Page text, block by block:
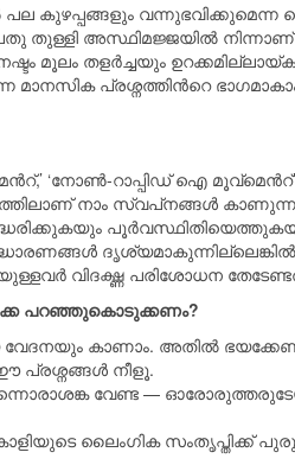
വന്നുഭവിക്കുമെന്ന
തുള്ളി അസ്ഥിമജ്ജയില്‍
മൂലം തളര്‍ച്ചയും
മാനസിക പ്രശ്നത്തിന്‍റെ
‘നോണ്‍-റാപ്പിഡ് ഐ
നാം സ്വപ്‌നങ്ങള്‍
വിദഗ്ദ്ധ പരിശോധന
പറഞ്ഞുകൊടുക്കണം?
കാണാം. അതില്‍
നീളൂ.
വേണ്ട —
ലൈംഗിക സംതൃപ്തിക്ക്